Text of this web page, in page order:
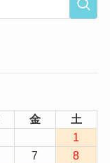
金
土
1
7
8